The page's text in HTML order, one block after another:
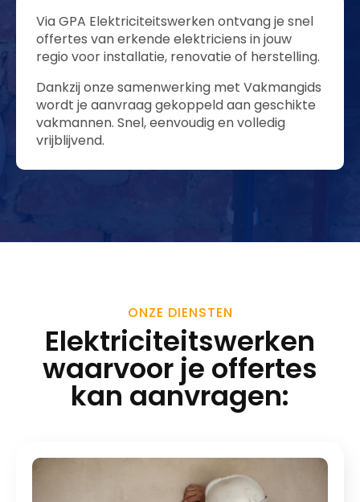
Via GPA Elektriciteitswerken ontvang je snel
offertes van erkende elektriciens in jouw
regio voor installatie, renovatie of herstelling.
Dankzij onze samenwerking met Vakmangids
wordt je aanvraag gekoppeld aan geschikte
vakmannen. Snel, eenvoudig en volledig
vrijblijvend.
ONZE DIENSTEN
Elektriciteitswerken
waarvoor je offertes
kan aanvragen: